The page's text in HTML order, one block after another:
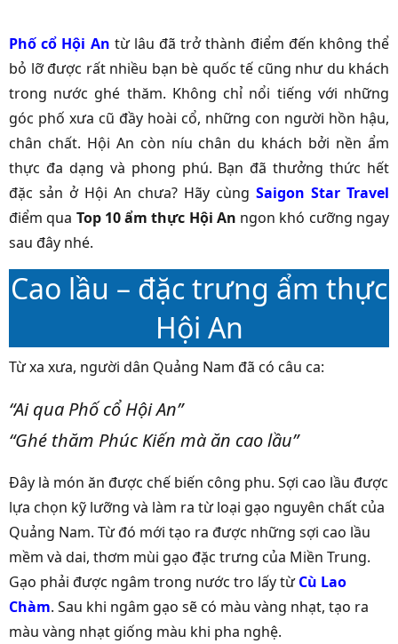
Phố cổ Hội An từ lâu đã trở thành điểm đến không thể
bỏ lỡ được rất nhiều bạn bè quốc tế cũng như du khách
trong nước ghé thăm. Không chỉ nổi tiếng với những
góc phố xưa cũ đầy hoài cổ, những con người hồn hậu,
chân chất. Hội An còn níu chân du khách bởi nền ẩm
thực đa dạng và phong phú. Bạn đã thưởng thức hết
đặc sản ở Hội An chưa? Hãy cùng Saigon Star Travel
điểm qua Top 10 ẩm thực Hội An ngon khó cưỡng ngay
sau đây nhé.
Cao lầu – đặc trưng ẩm thực
Hội An
Từ xa xưa, người dân Quảng Nam đã có câu ca:
“Ai qua Phố cổ Hội An”
“Ghé thăm Phúc Kiến mà ăn cao lầu”
Đây là món ăn được chế biến công phu. Sợi cao lầu được
lựa chọn kỹ lưỡng và làm ra từ loại gạo nguyên chất của
Quảng Nam. Từ đó mới tạo ra được những sợi cao lầu
mềm và dai, thơm mùi gạo đặc trưng của Miền Trung.
Gạo phải được ngâm trong nước tro lấy từCù Lao
Chàm. Sau khi ngâm gạo sẽ có màu vàng nhạt, tạo ra
màu vàng nhạt giống màu khi pha nghệ.